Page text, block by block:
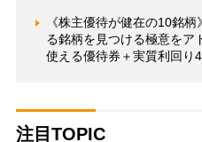
《株主優待が健在の10銘
る銘柄を見つける極意を
使える優待券＋実質利回り4
注目TOPIC